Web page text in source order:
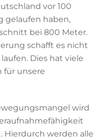
vor 100
gelaufen haben,
bei 800 Meter.
schafft es nicht
Dies hat viele
für unsere
wird
Hierdurch werden alle